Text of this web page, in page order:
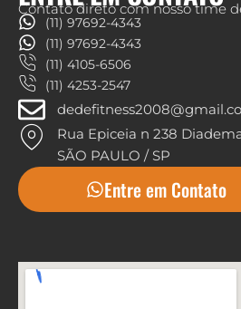
Contato direto com nosso time
(11) 97692-4343
(11) 97692-4343
(11) 4105-6506
(11) 4253-2547
Rua Epiceia n 238
SÃO PAULO / SP
Entre em Contato